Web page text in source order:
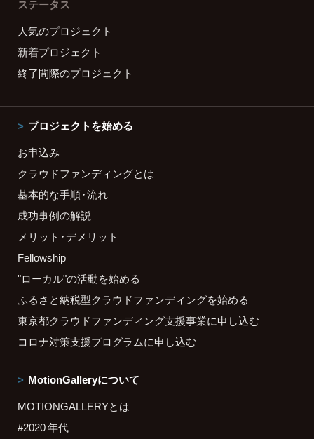
ステータス
人気のプロジェクト
新着プロジェクト
終了間際のプロジェクト
プロジェクトを始める
お申込み
クラウドファンディングとは
基本的な手順・流れ
成功事例の解説
メリット・デメリット
Fellowship
"ローカル"の活動を始める
ふるさと納税型クラウドファンディングを始める
東京都クラウドファンディング支援事業に申し込む
コロナ対策支援プログラムに申し込む
MotionGalleryについて
MOTIONGALLERYとは
#2020 年代